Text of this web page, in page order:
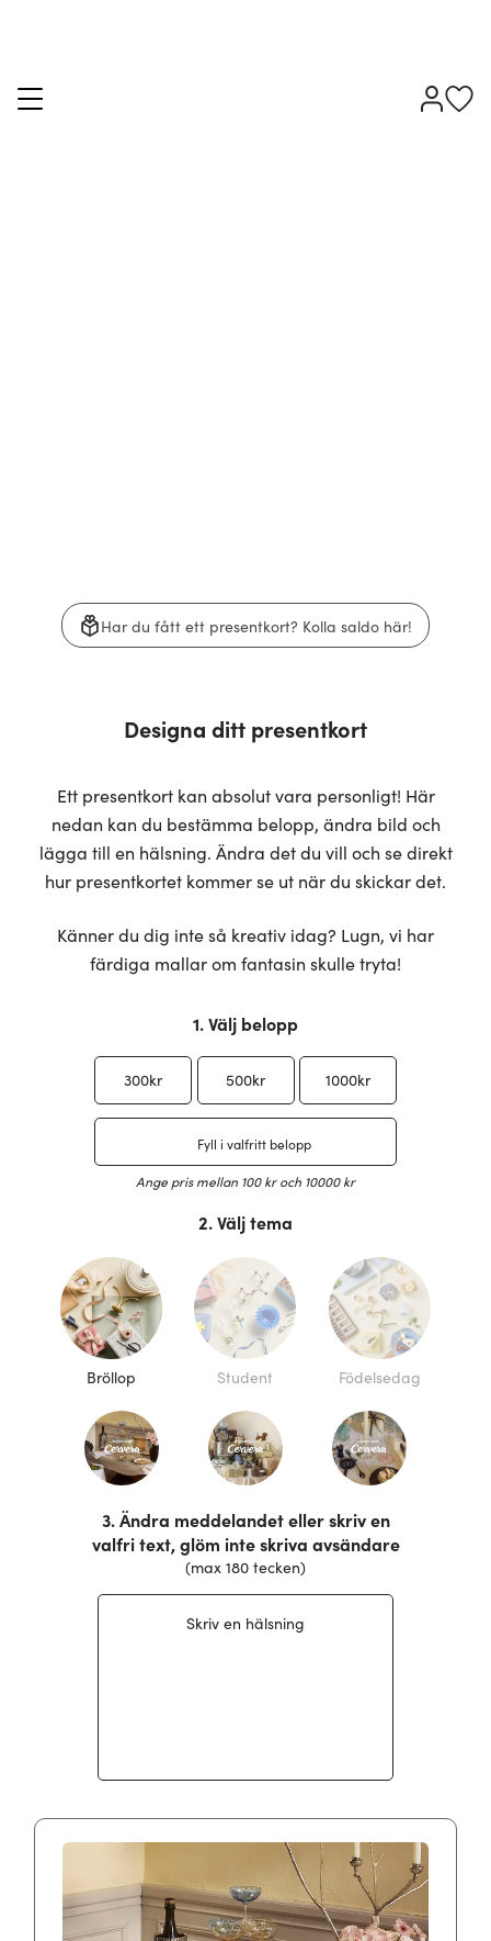
Har du fått ett presentkort? Kolla saldo här!
Designa ditt presentkort​​​​‌ ‍ ​‍​‍‌‍ ‌ ​‍‌‍‍‌‌‍‌ ‌‍‍‌‌‍ ‍​‍​‍​ ‍‍​‍​‍‌ ​ ‌‍​‌‌‍ ‍‌‍‍‌‌ ‌​‌ ‍‌​‍ ‍‌‍‍‌‌‍ ​‍​‍​‍ ​​‍​‍‌‍‍​‌ ​‍‌‍‌‌‌‍‌‍​‍​‍​ ‍‍​‍​‍‌‍‍​‌ ‌​‌ ‌​‌ ​​‌ ​ ​ ‍‍​‍ ​‍ ‌‍​ ‌‍ ‌‌ ​ ​‍ ‍‌‍​ ‌‍‌‌‌ ​‍‌ ‌‍‌‍‌‌‌ ​‍‌‍​‌​‍ ‍‌ ​ ‌‍‌‌​‍ ‌ ​​‌ ​‍‌‍ ‌‍‌​‌ ‌‌‌‍​ ‌ ‌​‌‍‍‌‌‍ ‌‍ ‍​‍ ‌‍‍‌‌‍ ‍‌ ‌​‌‍‌‌‌‍ ‍‌ ‌​​‍ ‌‍‌‌‌‍‌​‌‍‍‌‌ ‌​​‍ ‌‍ ‌‌‍ ‌‍‌​‌‍‌‌​ ‌‌ ​​‌ ​‍‌‍‌‌‌ ​ ‌‍‌‌‌‍ ‍‌ ‌​‌‍​‌‌ ‌​‌‍‍‌‌‍ ‌‍ ‍​ ‍ ‌‍‍‌‌‍‌​​ ‌‌‍‌ ‌‍‍‌‌‍‌‍‌ ‌​‌​​ ‌‍​‌‌ ​‍‌‍‌​‌‌​​‌‍​‌‌‍‌ ‌‍‌‌​ ‍ ‌ ‌​‌ ‍‌‌ ​​‌‍‌‌​ ‌‌‍‌ ‌‍‍‌‌‍‌‍‌ ‌​‌​​ ‌‍​‌‌ ​‍‌‍‌​‌‌​​‌‍​‌‌‍‌ ‌‍‌‌​ ‍ ‌ ​​‌‍​‌‌ ‌​‌‍‍​​ ‌‌‍‌​‌‍‌‌‌ ​ ‌‍‍‌‌‍‌ ‌‍ ‍‌‌​ ‌ ‌​‌‍‌‌‌ ​​​‍ ‍‌‍‌​‌‍‌‌‌ ​ ‌‍‍‌‌‍‌ ‌‍ ‍‌‌​ ‌ ‌​‌‍‌‌‌ ​​‌‌‌​‌‍‍‌‌ ‌​‌‍ ​‌‍‌‌​ ‌‍​‍‌‍​‌‌ ​ ‌‍‌‌‌‌‌‌‌ ​‍‌‍ ​​ ‌‌‍‍​‌ ‌​‌ ‌​‌ ​​‌ ​ ​‍‌‌​ ​ ‌​​‌​‍‌‌​ ​‍‌​‌‍​‍‌‌​ ​‍‌​‌‍‌‍​ ‌‍ ‌‌ ​ ​‍ ‍‌‍​ ‌‍‌‌‌ ​‍‌ ‌‍‌‍‌‌‌ ​‍‌‍​‌​‍ ‍‌ ​ ‌‍‌‌​‍‌‍‌‍‍‌‌‍‌​​ ‌‌‍‌ ‌‍‍‌‌‍‌‍‌ ‌​‌​​ ‌‍​‌‌ ​‍‌‍‌​‌‌​​‌‍​‌‌‍‌ ‌‍‌‌​‍‌‍‌ ‌​‌ ‍‌‌ ​​‌‍‌‌​ ‌‌‍‌ ‌‍‍‌‌‍‌‍‌ ‌​‌​​ ‌‍​‌‌ ​‍‌‍‌​‌‌​​‌‍​‌‌‍‌ ‌‍‌‌​‍‌‍‌ ​​‌‍​‌‌ ‌​‌‍‍​​ ‌‌‍‌​‌‍‌‌‌ ​ ‌‍‍‌‌‍‌ ‌‍ ‍‌‌​ ‌ ‌​‌‍‌‌‌ ​​​‍ ‍‌‍‌​‌‍‌‌‌ ​ ‌‍‍‌‌‍‌ ‌‍ ‍‌‌​ ‌ ‌​‌‍‌‌‌ ​​‌‌‌​‌‍‍‌‌ ‌​‌‍ ​‌‍‌‌​‍‌‍‌ ‌ ‌‍ ‌ ​‍‌‍‍ ‌ ​ ‌ ​​‌‍​‌‌‍​ ‌‍‌‌​ ‌‌ ​​‌ ​‍‌‍ ‌‍‌​‌ ‌‌‌‍​ ‌ ‌​‌‍‍‌‌‍ ‌‍ ‍​‍‌‍‌ ​​‌‍‌‌‌ ​‍‌ ​ ‌ ​​‌‍‌‌‌‍​ ‌ ‌​‌‍‍‌‌ ‌‍‌‍‌‌​ ‌‌ ​​‌ ‌‌‌‍​‍‌‍ ​‌‍‍‌‌ ​ ‌‍‍​‌‍‌‌‌‍‌​​‍​‍‌ ‌
Ett presentkort kan absolut vara personligt! Här
nedan kan du bestämma belopp, ändra bild och
lägga till en hälsning. Ändra det du vill och se direkt
hur presentkortet kommer se ut när du skickar det.
Känner du dig inte så kreativ idag? Lugn, vi har
färdiga mallar om fantasin skulle tryta!
1. Välj belopp​​​​‌ ‍ ​‍​‍‌‍ ‌ ​‍‌‍‍‌‌‍‌ ‌‍‍‌‌‍ ‍​‍​‍​ ‍‍​‍​‍‌ ​ ‌‍​‌‌‍ ‍‌‍‍‌‌ ‌​‌ ‍‌​‍ ‍‌‍‍‌‌‍ ​‍​‍​‍ ​​‍​‍‌‍‍​‌ ​‍‌‍‌‌‌‍‌‍​‍​‍​ ‍‍​‍​‍‌‍‍​‌ ‌​‌ ‌​‌ ​​‌ ​ ​ ‍‍​‍ ​‍ ‌‍​ ‌‍ ‌‌ ​ ​‍ ‍‌‍​ ‌‍‌‌‌ ​‍‌ ‌‍‌‍‌‌‌ ​‍‌‍​‌​‍ ‍‌ ​ ‌‍‌‌​‍ ‌ ​​‌ ​‍‌‍ ‌‍‌​‌ ‌‌‌‍​ ‌ ‌​‌‍‍‌‌‍ ‌‍ ‍​‍ ‌‍‍‌‌‍ ‍‌ ‌​‌‍‌‌‌‍ ‍‌ ‌​​‍ ‌‍‌‌‌‍‌​‌‍‍‌‌ ‌​​‍ ‌‍ ‌‌‍ ‌‍‌​‌‍‌‌​ ‌‌ ​​‌ ​‍‌‍‌‌‌ ​ ‌‍‌‌‌‍ ‍‌ ‌​‌‍​‌‌ ‌​‌‍‍‌‌‍ ‌‍ ‍​ ‍ ‌‍‍‌‌‍‌​​ ‌‌‍‌ ‌‍‍‌‌‍‌‍‌ ‌​‌​​ ‌‍​‌‌ ​‍‌‍‌​‌‌​​‌‍​‌‌‍‌ ‌‍‌‌​ ‍ ‌ ‌​‌ ‍‌‌ ​​‌‍‌‌​ ‌‌‍‌ ‌‍‍‌‌‍‌‍‌ ‌​‌​​ ‌‍​‌‌ ​‍‌‍‌​‌‌​​‌‍​‌‌‍‌ ‌‍‌‌​ ‍ ‌ ​​‌‍​‌‌ ‌​‌‍‍​​ ‌‌‍‌​‌‍‌‌‌ ​ ‌‍‍‌‌‍‌ ‌‍ ‍‌‌​ ‌ ‌​‌‍‌‌‌ ​​​‍ ‍‌‍‌​‌‍‌‌‌ ​ ‌‍‍‌‌‍‌ ‌‍ ‍‌‌​ ‌ ‌​‌‍‌‌‌ ​​‌​‌‍‌‍ ‌ ​‍‌‍ ‌‌‌‌​‌‍‍‌‌ ‌​‌‍ ​‌‍‌‌​ ‌‍​‍‌‍​‌‌ ​ ‌‍‌‌‌‌‌‌‌ ​‍‌‍ ​​ ‌‌‍‍​‌ ‌​‌ ‌​‌ ​​‌ ​ ​‍‌‌​ ​ ‌​​‌​‍‌‌​ ​‍‌​‌‍​‍‌‌​ ​‍‌​‌‍‌‍​ ‌‍ ‌‌ ​ ​‍ ‍‌‍​ ‌‍‌‌‌ ​‍‌ ‌‍‌‍‌‌‌ ​‍‌‍​‌​‍ ‍‌ ​ ‌‍‌‌​‍‌‍‌‍‍‌‌‍‌​​ ‌‌‍‌ ‌‍‍‌‌‍‌‍‌ ‌​‌​​ ‌‍​‌‌ ​‍‌‍‌​‌‌​​‌‍​‌‌‍‌ ‌‍‌‌​‍‌‍‌ ‌​‌ ‍‌‌ ​​‌‍‌‌​ ‌‌‍‌ ‌‍‍‌‌‍‌‍‌ ‌​‌​​ ‌‍​‌‌ ​‍‌‍‌​‌‌​​‌‍​‌‌‍‌ ‌‍‌‌​‍‌‍‌ ​​‌‍​‌‌ ‌​‌‍‍​​ ‌‌‍‌​‌‍‌‌‌ ​ ‌‍‍‌‌‍‌ ‌‍ ‍‌‌​ ‌ ‌​‌‍‌‌‌ ​​​‍ ‍‌‍‌​‌‍‌‌‌ ​ ‌‍‍‌‌‍‌ ‌‍ ‍‌‌​ ‌ ‌​‌‍‌‌‌ ​​‌​‌‍‌‍ ‌ ​‍‌‍ ‌‌‌‌​‌‍‍‌‌ ‌​‌‍ ​‌‍‌‌​‍‌‍‌ ‌ ‌‍ ‌ ​‍‌‍‍ ‌ ​ ‌ ​​‌‍​‌‌‍​ ‌‍‌‌​ ‌‌ ​​‌ ​‍‌‍ ‌‍‌​‌ ‌‌‌‍​ ‌ ‌​‌‍‍‌‌‍ ‌‍ ‍​‍‌‍‌ ​​‌‍‌‌‌ ​‍‌ ​ ‌ ​​‌‍‌‌‌‍​ ‌ ‌​‌‍‍‌‌ ‌‍‌‍‌‌​ ‌‌ ​​‌ ‌‌‌‍​‍‌‍ ​‌‍‍‌‌ ​ ‌‍‍​‌‍‌‌‌‍‌​​‍​‍‌ ‌
300kr​​​​‌ ‍ ​‍​‍‌‍ ‌ ​‍‌‍‍‌‌‍‌ ‌‍‍‌‌‍ ‍​‍​‍​ ‍‍​‍​‍‌ ​ ‌‍​‌‌‍ ‍‌‍‍‌‌ ‌​‌ ‍‌​‍ ‍‌‍‍‌‌‍ ​‍​‍​‍ ​​‍​‍‌‍‍​‌ ​‍‌‍‌‌‌‍‌‍​‍​‍​ ‍‍​‍​‍‌‍‍​‌ ‌​‌ ‌​‌ ​​‌ ​ ​ ‍‍​‍ ​‍ ‌‍​ ‌‍ ‌‌ ​ ​‍ ‍‌‍​ ‌‍‌‌‌ ​‍‌ ‌‍‌‍‌‌‌ ​‍‌‍​‌​‍ ‍‌ ​ ‌‍‌‌​‍ ‌ ​​‌ ​‍‌‍ ‌‍‌​‌ ‌‌‌‍​ ‌ ‌​‌‍‍‌‌‍ ‌‍ ‍​‍ ‌‍‍‌‌‍ ‍‌ ‌​‌‍‌‌‌‍ ‍‌ ‌​​‍ ‌‍‌‌‌‍‌​‌‍‍‌‌ ‌​​‍ ‌‍ ‌‌‍ ‌‍‌​‌‍‌‌​ ‌‌ ​​‌ ​‍‌‍‌‌‌ ​ ‌‍‌‌‌‍ ‍‌ ‌​‌‍​‌‌ ‌​‌‍‍‌‌‍ ‌‍ ‍​ ‍ ‌‍‍‌‌‍‌​​ ‌‌‍‌ ‌‍‍‌‌‍‌‍‌ ‌​‌​​ ‌‍​‌‌ ​‍‌‍‌​‌‌​​‌‍​‌‌‍‌ ‌‍‌‌​ ‍ ‌ ‌​‌ ‍‌‌ ​​‌‍‌‌​ ‌‌‍‌ ‌‍‍‌‌‍‌‍‌ ‌​‌​​ ‌‍​‌‌ ​‍‌‍‌​‌‌​​‌‍​‌‌‍‌ ‌‍‌‌​ ‍ ‌ ​​‌‍​‌‌ ‌​‌‍‍​​ ‌‌‍‌​‌‍‌‌‌ ​ ‌‍‍‌‌‍‌ ‌‍ ‍‌‌​ ‌ ‌​‌‍‌‌‌ ​​​‍ ‍‌‍‌ ‌‍‍‌‌‍‌‍‌ ‌​‌‌​​‌ ​‍‌‍‍‌‌‍​ ‌‍‌‌‌​ ‌ ​​‌ ‌​‌‍‍‌‌‍ ‌‍ ‍‌ ​ ​‍‌‌​ ‌‌‌​​‍‌‌ ‌‍‍ ‌‍‌‌‌ ‍‌​‍‌‌​ ​ ‌​‌​​‍‌‌​ ​ ‌​‌​​‍‌‌​ ​‍​ ​‍​ ‌ ​ ‍‌​ ‌‌​ ​ ​ ‍‌​ ‌‍​ ‍​​ ‌‌‌‍‌‍‌‍‌‍‌‍‌‍​ ‌‌​‍‌‌​ ​‍​ ​‍​‍‌‌​ ‌‌‌​‌​​‍ ‍‌‍ ​‌‍​‌‌‍​‍‌‍‌‌‌‍ ​​ ‌‍​‍‌‍​‌‌ ​ ‌‍‌‌‌‌‌‌‌ ​‍‌‍ ​​ ‌‌‍‍​‌ ‌​‌ ‌​‌ ​​‌ ​ ​‍‌‌​ ​ ‌​​‌​‍‌‌​ ​‍‌​‌‍​‍‌‌​ ​‍‌​‌‍‌‍​ ‌‍ ‌‌ ​ ​‍ ‍‌‍​ ‌‍‌‌‌ ​‍‌ ‌‍‌‍‌‌‌ ​‍‌‍​‌​‍ ‍‌ ​ ‌‍‌‌​‍‌‍‌‍‍‌‌‍‌​​ ‌‌‍‌ ‌‍‍‌‌‍‌‍‌ ‌​‌​​ ‌‍​‌‌ ​‍‌‍‌​‌‌​​‌‍​‌‌‍‌ ‌‍‌‌​‍‌‍‌ ‌​‌ ‍‌‌ ​​‌‍‌‌​ ‌‌‍‌ ‌‍‍‌‌‍‌‍‌ ‌​‌​​ ‌‍​‌‌ ​‍‌‍‌​‌‌​​‌‍​‌‌‍‌ ‌‍‌‌​‍‌‍‌ ​​‌‍​‌‌ ‌​‌‍‍​​ ‌‌‍‌​‌‍‌‌‌ ​ ‌‍‍‌‌‍‌ ‌‍ ‍‌‌​ ‌ ‌​‌‍‌‌‌ ​​​‍ ‍‌‍‌ ‌‍‍‌‌‍‌‍‌ ‌​‌‌​​‌ ​‍‌‍‍‌‌‍​ ‌‍‌‌‌​ ‌ ​​‌ ‌​‌‍‍‌‌‍ ‌‍ ‍‌ ​ ​‍‌‌​ ‌‌‌​​‍‌‌ ‌‍‍ ‌‍‌‌‌ ‍‌​‍‌‌​ ​ ‌​‌​​‍‌‌​ ​ ‌​‌​​‍‌‌​ ​‍​ ​‍​ ‌ ​ ‍‌​ ‌‌​ ​ ​ ‍‌​ ‌‍​ ‍​​ ‌‌‌‍‌‍‌‍‌‍‌‍‌‍​ ‌‌​‍‌‌​ ​‍​ ​‍​‍‌‌​ ‌‌‌​‌​​‍ ‍‌‍ ​‌‍​‌‌‍​‍‌‍‌‌‌‍ ​​‍‌‍‌ ‌ ‌‍ ‌ ​‍‌‍‍ ‌ ​ ‌ ​​‌‍​‌‌‍​ ‌‍‌‌​ ‌‌ ​​‌ ​‍‌‍ ‌‍‌​‌ ‌‌‌‍​ ‌ ‌​‌‍‍‌‌‍ ‌‍ ‍​‍‌‍‌ ​​‌‍‌‌‌ ​‍‌ ​ ‌ ​​‌‍‌‌‌‍​ ‌ ‌​‌‍‍‌‌ ‌‍‌‍‌‌​ ‌‌ ​​‌ ‌‌‌‍​‍‌‍ ​‌‍‍‌‌ ​ ‌‍‍​‌‍‌‌‌‍‌​​‍​‍‌ ‌ 500kr​​​​‌ ‍ ​‍​‍‌‍ ‌ ​‍‌‍‍‌‌‍‌ ‌‍‍‌‌‍ ‍​‍​‍​ ‍‍​‍​‍‌ ​ ‌‍​‌‌‍ ‍‌‍‍‌‌ ‌​‌ ‍‌​‍ ‍‌‍‍‌‌‍ ​‍​‍​‍ ​​‍​‍‌‍‍​‌ ​‍‌‍‌‌‌‍‌‍​‍​‍​ ‍‍​‍​‍‌‍‍​‌ ‌​‌ ‌​‌ ​​‌ ​ ​ ‍‍​‍ ​‍ ‌‍​ ‌‍ ‌‌ ​ ​‍ ‍‌‍​ ‌‍‌‌‌ ​‍‌ ‌‍‌‍‌‌‌ ​‍‌‍​‌​‍ ‍‌ ​ ‌‍‌‌​‍ ‌ ​​‌ ​‍‌‍ ‌‍‌​‌ ‌‌‌‍​ ‌ ‌​‌‍‍‌‌‍ ‌‍ ‍​‍ ‌‍‍‌‌‍ ‍‌ ‌​‌‍‌‌‌‍ ‍‌ ‌​​‍ ‌‍‌‌‌‍‌​‌‍‍‌‌ ‌​​‍ ‌‍ ‌‌‍ ‌‍‌​‌‍‌‌​ ‌‌ ​​‌ ​‍‌‍‌‌‌ ​ ‌‍‌‌‌‍ ‍‌ ‌​‌‍​‌‌ ‌​‌‍‍‌‌‍ ‌‍ ‍​ ‍ ‌‍‍‌‌‍‌​​ ‌‌‍‌ ‌‍‍‌‌‍‌‍‌ ‌​‌​​ ‌‍​‌‌ ​‍‌‍‌​‌‌​​‌‍​‌‌‍‌ ‌‍‌‌​ ‍ ‌ ‌​‌ ‍‌‌ ​​‌‍‌‌​ ‌‌‍‌ ‌‍‍‌‌‍‌‍‌ ‌​‌​​ ‌‍​‌‌ ​‍‌‍‌​‌‌​​‌‍​‌‌‍‌ ‌‍‌‌​ ‍ ‌ ​​‌‍​‌‌ ‌​‌‍‍​​ ‌‌‍‌​‌‍‌‌‌ ​ ‌‍‍‌‌‍‌ ‌‍ ‍‌‌​ ‌ ‌​‌‍‌‌‌ ​​​‍ ‍‌‍‌ ‌‍‍‌‌‍‌‍‌ ‌​‌‌​​‌ ​‍‌‍‍‌‌‍​ ‌‍‌‌‌​ ‌ ​​‌ ‌​‌‍‍‌‌‍ ‌‍ ‍‌ ​ ​‍‌‌​ ‌‌‌​​‍‌‌ ‌‍‍ ‌‍‌‌‌ ‍‌​‍‌‌​ ​ ‌​‌​​‍‌‌​ ​ ‌​‌​​‍‌‌​ ​‍​ ​‍‌‍‌‍‌‍​‍​ ​ ‌‍​‍​ ‍‌​ ‍‌​ ‍‌‌‍‌‍‌‍​ ‌‍​‍​ ​​​ ‍​​‍‌‌​ ​‍​ ​‍​‍‌‌​ ‌‌‌​‌​​‍ ‍‌‍ ​‌‍​‌‌‍​‍‌‍‌‌‌‍ ​​ ‌‍​‍‌‍​‌‌ ​ ‌‍‌‌‌‌‌‌‌ ​‍‌‍ ​​ ‌‌‍‍​‌ ‌​‌ ‌​‌ ​​‌ ​ ​‍‌‌​ ​ ‌​​‌​‍‌‌​ ​‍‌​‌‍​‍‌‌​ ​‍‌​‌‍‌‍​ ‌‍ ‌‌ ​ ​‍ ‍‌‍​ ‌‍‌‌‌ ​‍‌ ‌‍‌‍‌‌‌ ​‍‌‍​‌​‍ ‍‌ ​ ‌‍‌‌​‍‌‍‌‍‍‌‌‍‌​​ ‌‌‍‌ ‌‍‍‌‌‍‌‍‌ ‌​‌​​ ‌‍​‌‌ ​‍‌‍‌​‌‌​​‌‍​‌‌‍‌ ‌‍‌‌​‍‌‍‌ ‌​‌ ‍‌‌ ​​‌‍‌‌​ ‌‌‍‌ ‌‍‍‌‌‍‌‍‌ ‌​‌​​ ‌‍​‌‌ ​‍‌‍‌​‌‌​​‌‍​‌‌‍‌ ‌‍‌‌​‍‌‍‌ ​​‌‍​‌‌ ‌​‌‍‍​​ ‌‌‍‌​‌‍‌‌‌ ​ ‌‍‍‌‌‍‌ ‌‍ ‍‌‌​ ‌ ‌​‌‍‌‌‌ ​​​‍ ‍‌‍‌ ‌‍‍‌‌‍‌‍‌ ‌​‌‌​​‌ ​‍‌‍‍‌‌‍​ ‌‍‌‌‌​ ‌ ​​‌ ‌​‌‍‍‌‌‍ ‌‍ ‍‌ ​ ​‍‌‌​ ‌‌‌​​‍‌‌ ‌‍‍ ‌‍‌‌‌ ‍‌​‍‌‌​ ​ ‌​‌​​‍‌‌​ ​ ‌​‌​​‍‌‌​ ​‍​ ​‍‌‍‌‍‌‍​‍​ ​ ‌‍​‍​ ‍‌​ ‍‌​ ‍‌‌‍‌‍‌‍​ ‌‍​‍​ ​​​ ‍​​‍‌‌​ ​‍​ ​‍​‍‌‌​ ‌‌‌​‌​​‍ ‍‌‍ ​‌‍​‌‌‍​‍‌‍‌‌‌‍ ​​‍‌‍‌ ‌ ‌‍ ‌ ​‍‌‍‍ ‌ ​ ‌ ​​‌‍​‌‌‍​ ‌‍‌‌​ ‌‌ ​​‌ ​‍‌‍ ‌‍‌​‌ ‌‌‌‍​ ‌ ‌​‌‍‍‌‌‍ ‌‍ ‍​‍‌‍‌ ​​‌‍‌‌‌ ​‍‌ ​ ‌ ​​‌‍‌‌‌‍​ ‌ ‌​‌‍‍‌‌ ‌‍‌‍‌‌​ ‌‌ ​​‌ ‌‌‌‍​‍‌‍ ​‌‍‍‌‌ ​ ‌‍‍​‌‍‌‌‌‍‌​​‍​‍‌ ‌ 1000kr​​​​‌ ‍ ​‍​‍‌‍ ‌ ​‍‌‍‍‌‌‍‌ ‌‍‍‌‌‍ ‍​‍​‍​ ‍‍​‍​‍‌ ​ ‌‍​‌‌‍ ‍‌‍‍‌‌ ‌​‌ ‍‌​‍ ‍‌‍‍‌‌‍ ​‍​‍​‍ ​​‍​‍‌‍‍​‌ ​‍‌‍‌‌‌‍‌‍​‍​‍​ ‍‍​‍​‍‌‍‍​‌ ‌​‌ ‌​‌ ​​‌ ​ ​ ‍‍​‍ ​‍ ‌‍​ ‌‍ ‌‌ ​ ​‍ ‍‌‍​ ‌‍‌‌‌ ​‍‌ ‌‍‌‍‌‌‌ ​‍‌‍​‌​‍ ‍‌ ​ ‌‍‌‌​‍ ‌ ​​‌ ​‍‌‍ ‌‍‌​‌ ‌‌‌‍​ ‌ ‌​‌‍‍‌‌‍ ‌‍ ‍​‍ ‌‍‍‌‌‍ ‍‌ ‌​‌‍‌‌‌‍ ‍‌ ‌​​‍ ‌‍‌‌‌‍‌​‌‍‍‌‌ ‌​​‍ ‌‍ ‌‌‍ ‌‍‌​‌‍‌‌​ ‌‌ ​​‌ ​‍‌‍‌‌‌ ​ ‌‍‌‌‌‍ ‍‌ ‌​‌‍​‌‌ ‌​‌‍‍‌‌‍ ‌‍ ‍​ ‍ ‌‍‍‌‌‍‌​​ ‌‌‍‌ ‌‍‍‌‌‍‌‍‌ ‌​‌​​ ‌‍​‌‌ ​‍‌‍‌​‌‌​​‌‍​‌‌‍‌ ‌‍‌‌​ ‍ ‌ ‌​‌ ‍‌‌ ​​‌‍‌‌​ ‌‌‍‌ ‌‍‍‌‌‍‌‍‌ ‌​‌​​ ‌‍​‌‌ ​‍‌‍‌​‌‌​​‌‍​‌‌‍‌ ‌‍‌‌​ ‍ ‌ ​​‌‍​‌‌ ‌​‌‍‍​​ ‌‌‍‌​‌‍‌‌‌ ​ ‌‍‍‌‌‍‌ ‌‍ ‍‌‌​ ‌ ‌​‌‍‌‌‌ ​​​‍ ‍‌‍‌ ‌‍‍‌‌‍‌‍‌ ‌​‌‌​​‌ ​‍‌‍‍‌‌‍​ ‌‍‌‌‌​ ‌ ​​‌ ‌​‌‍‍‌‌‍ ‌‍ ‍‌ ​ ​‍‌‌​ ‌‌‌​​‍‌‌ ‌‍‍ ‌‍‌‌‌ ‍‌​‍‌‌​ ​ ‌​‌​​‍‌‌​ ​ ‌​‌​​‍‌‌​ ​‍​ ​‍‌‍​ ​ ​ ​ ​​‌‍​‌‌‍‌‌​ ‌​‌‍​‌‌‍​‍​ ​​​ ​‍​ ​‌​ ​‌​‍‌‌​ ​‍​ ​‍​‍‌‌​ ‌‌‌​‌​​‍ ‍‌‍ ​‌‍​‌‌‍​‍‌‍‌‌‌‍ ​​ ‌‍​‍‌‍​‌‌ ​ ‌‍‌‌‌‌‌‌‌ ​‍‌‍ ​​ ‌‌‍‍​‌ ‌​‌ ‌​‌ ​​‌ ​ ​‍‌‌​ ​ ‌​​‌​‍‌‌​ ​‍‌​‌‍​‍‌‌​ ​‍‌​‌‍‌‍​ ‌‍ ‌‌ ​ ​‍ ‍‌‍​ ‌‍‌‌‌ ​‍‌ ‌‍‌‍‌‌‌ ​‍‌‍​‌​‍ ‍‌ ​ ‌‍‌‌​‍‌‍‌‍‍‌‌‍‌​​ ‌‌‍‌ ‌‍‍‌‌‍‌‍‌ ‌​‌​​ ‌‍​‌‌ ​‍‌‍‌​‌‌​​‌‍​‌‌‍‌ ‌‍‌‌​‍‌‍‌ ‌​‌ ‍‌‌ ​​‌‍‌‌​ ‌‌‍‌ ‌‍‍‌‌‍‌‍‌ ‌​‌​​ ‌‍​‌‌ ​‍‌‍‌​‌‌​​‌‍​‌‌‍‌ ‌‍‌‌​‍‌‍‌ ​​‌‍​‌‌ ‌​‌‍‍​​ ‌‌‍‌​‌‍‌‌‌ ​ ‌‍‍‌‌‍‌ ‌‍ ‍‌‌​ ‌ ‌​‌‍‌‌‌ ​​​‍ ‍‌‍‌ ‌‍‍‌‌‍‌‍‌ ‌​‌‌​​‌ ​‍‌‍‍‌‌‍​ ‌‍‌‌‌​ ‌ ​​‌ ‌​‌‍‍‌‌‍ ‌‍ ‍‌ ​ ​‍‌‌​ ‌‌‌​​‍‌‌ ‌‍‍ ‌‍‌‌‌ ‍‌​‍‌‌​ ​ ‌​‌​​‍‌‌​ ​ ‌​‌​​‍‌‌​ ​‍​ ​‍‌‍​ ​ ​ ​ ​​‌‍​‌‌‍‌‌​ ‌​‌‍​‌‌‍​‍​ ​​​ ​‍​ ​‌​ ​‌​‍‌‌​ ​‍​ ​‍​‍‌‌​ ‌‌‌​‌​​‍ ‍‌‍ ​‌‍​‌‌‍​‍‌‍‌‌‌‍ ​​‍‌‍‌ ‌ ‌‍ ‌ ​‍‌‍‍ ‌ ​ ‌ ​​‌‍​‌‌‍​ ‌‍‌‌​ ‌‌ ​​‌ ​‍‌‍ ‌‍‌​‌ ‌‌‌‍​ ‌ ‌​‌‍‍‌‌‍ ‌‍ ‍​‍‌‍‌ ​​‌‍‌‌‌ ​‍‌ ​ ‌ ​​‌‍‌‌‌‍​ ‌ ‌​‌‍‍‌‌ ‌‍‌‍‌‌​ ‌‌ ​​‌ ‌‌‌‍​‍‌‍ ​‌‍‍‌‌ ​ ‌‍‍​‌‍‌‌‌‍‌​​‍​‍‌ ‌
Ange pris mellan 100 kr och 10000 kr
2. Välj tema​​​​‌ ‍ ​‍​‍‌‍ ‌ ​‍‌‍‍‌‌‍‌ ‌‍‍‌‌‍ ‍​‍​‍​ ‍‍​‍​‍‌ ​ ‌‍​‌‌‍ ‍‌‍‍‌‌ ‌​‌ ‍‌​‍ ‍‌‍‍‌‌‍ ​‍​‍​‍ ​​‍​‍‌‍‍​‌ ​‍‌‍‌‌‌‍‌‍​‍​‍​ ‍‍​‍​‍‌‍‍​‌ ‌​‌ ‌​‌ ​​‌ ​ ​ ‍‍​‍ ​‍ ‌‍​ ‌‍ ‌‌ ​ ​‍ ‍‌‍​ ‌‍‌‌‌ ​‍‌ ‌‍‌‍‌‌‌ ​‍‌‍​‌​‍ ‍‌ ​ ‌‍‌‌​‍ ‌ ​​‌ ​‍‌‍ ‌‍‌​‌ ‌‌‌‍​ ‌ ‌​‌‍‍‌‌‍ ‌‍ ‍​‍ ‌‍‍‌‌‍ ‍‌ ‌​‌‍‌‌‌‍ ‍‌ ‌​​‍ ‌‍‌‌‌‍‌​‌‍‍‌‌ ‌​​‍ ‌‍ ‌‌‍ ‌‍‌​‌‍‌‌​ ‌‌ ​​‌ ​‍‌‍‌‌‌ ​ ‌‍‌‌‌‍ ‍‌ ‌​‌‍​‌‌ ‌​‌‍‍‌‌‍ ‌‍ ‍​ ‍ ‌‍‍‌‌‍‌​​ ‌‌‍‌ ‌‍‍‌‌‍‌‍‌ ‌​‌​​ ‌‍​‌‌ ​‍‌‍‌​‌‌​​‌‍​‌‌‍‌ ‌‍‌‌​ ‍ ‌ ‌​‌ ‍‌‌ ​​‌‍‌‌​ ‌‌‍‌ ‌‍‍‌‌‍‌‍‌ ‌​‌​​ ‌‍​‌‌ ​‍‌‍‌​‌‌​​‌‍​‌‌‍‌ ‌‍‌‌​ ‍ ‌ ​​‌‍​‌‌ ‌​‌‍‍​​ ‌‌‍‌​‌‍‌‌‌ ​ ‌‍‍‌‌‍‌ ‌‍ ‍‌‌​ ‌ ‌​‌‍‌‌‌ ​​​‍ ‍‌ ‌​‌‍‍​‌‍‌‌‌‍ ‌‌‍‌‌‌ ​ ‌‌‌​‌‍‍‌‌ ‌​‌‍ ​‌‍‌‌​ ‌‍​‍‌‍​‌‌ ​ ‌‍‌‌‌‌‌‌‌ ​‍‌‍ ​​ ‌‌‍‍​‌ ‌​‌ ‌​‌ ​​‌ ​ ​‍‌‌​ ​ ‌​​‌​‍‌‌​ ​‍‌​‌‍​‍‌‌​ ​‍‌​‌‍‌‍​ ‌‍ ‌‌ ​ ​‍ ‍‌‍​ ‌‍‌‌‌ ​‍‌ ‌‍‌‍‌‌‌ ​‍‌‍​‌​‍ ‍‌ ​ ‌‍‌‌​‍‌‍‌‍‍‌‌‍‌​​ ‌‌‍‌ ‌‍‍‌‌‍‌‍‌ ‌​‌​​ ‌‍​‌‌ ​‍‌‍‌​‌‌​​‌‍​‌‌‍‌ ‌‍‌‌​‍‌‍‌ ‌​‌ ‍‌‌ ​​‌‍‌‌​ ‌‌‍‌ ‌‍‍‌‌‍‌‍‌ ‌​‌​​ ‌‍​‌‌ ​‍‌‍‌​‌‌​​‌‍​‌‌‍‌ ‌‍‌‌​‍‌‍‌ ​​‌‍​‌‌ ‌​‌‍‍​​ ‌‌‍‌​‌‍‌‌‌ ​ ‌‍‍‌‌‍‌ ‌‍ ‍‌‌​ ‌ ‌​‌‍‌‌‌ ​​​‍ ‍‌ ‌​‌‍‍​‌‍‌‌‌‍ ‌‌‍‌‌‌ ​ ‌‌‌​‌‍‍‌‌ ‌​‌‍ ​‌‍‌‌​‍‌‍‌ ‌ ‌‍ ‌ ​‍‌‍‍ ‌ ​ ‌ ​​‌‍​‌‌‍​ ‌‍‌‌​ ‌‌ ​​‌ ​‍‌‍ ‌‍‌​‌ ‌‌‌‍​ ‌ ‌​‌‍‍‌‌‍ ‌‍ ‍​‍‌‍‌ ​​‌‍‌‌‌ ​‍‌ ​ ‌ ​​‌‍‌‌‌‍​ ‌ ‌​‌‍‍‌‌ ‌‍‌‍‌‌​ ‌‌ ​​‌ ‌‌‌‍​‍‌‍ ​‌‍‍‌‌ ​ ‌‍‍​‌‍‌‌‌‍‌​​‍​‍‌ ‌
Bröllop​​​​‌ ‍ ​‍​‍‌‍ ‌ ​‍‌‍‍‌‌‍‌ ‌‍‍‌‌‍ ‍​‍​‍​ ‍‍​‍​‍‌ ​ ‌‍​‌‌‍ ‍‌‍‍‌‌ ‌​‌ ‍‌​‍ ‍‌‍‍‌‌‍ ​‍​‍​‍ ​​‍​‍‌‍‍​‌ ​‍‌‍‌‌‌‍‌‍​‍​‍​ ‍‍​‍​‍‌‍‍​‌ ‌​‌ ‌​‌ ​​‌ ​ ​ ‍‍​‍ ​‍ ‌‍​ ‌‍ ‌‌ ​ ​‍ ‍‌‍​ ‌‍‌‌‌ ​‍‌ ‌‍‌‍‌‌‌ ​‍‌‍​‌​‍ ‍‌ ​ ‌‍‌‌​‍ ‌ ​​‌ ​‍‌‍ ‌‍‌​‌ ‌‌‌‍​ ‌ ‌​‌‍‍‌‌‍ ‌‍ ‍​‍ ‌‍‍‌‌‍ ‍‌ ‌​‌‍‌‌‌‍ ‍‌ ‌​​‍ ‌‍‌‌‌‍‌​‌‍‍‌‌ ‌​​‍ ‌‍ ‌‌‍ ‌‍‌​‌‍‌‌​ ‌‌ ​​‌ ​‍‌‍‌‌‌ ​ ‌‍‌‌‌‍ ‍‌ ‌​‌‍​‌‌ ‌​‌‍‍‌‌‍ ‌‍ ‍​ ‍ ‌‍‍‌‌‍‌​​ ‌‌‍‌ ‌‍‍‌‌‍‌‍‌ ‌​‌​​ ‌‍​‌‌ ​‍‌‍‌​‌‌​​‌‍​‌‌‍‌ ‌‍‌‌​ ‍ ‌ ‌​‌ ‍‌‌ ​​‌‍‌‌​ ‌‌‍‌ ‌‍‍‌‌‍‌‍‌ ‌​‌​​ ‌‍​‌‌ ​‍‌‍‌​‌‌​​‌‍​‌‌‍‌ ‌‍‌‌​ ‍ ‌ ​​‌‍​‌‌ ‌​‌‍‍​​ ‌‌‍‌​‌‍‌‌‌ ​ ‌‍‍‌‌‍‌ ‌‍ ‍‌‌​ ‌ ‌​‌‍‌‌‌ ​​​‍ ‍‌ ‌​‌‍‍​‌‍‌‌‌‍ ‌‌‍‌‌‌​ ‌‍ ‍‌‍‌‌‌‌‌​‌‍‍‌‌ ‌​‌‍ ​‌‍‌‌​ ‌‍​‍‌‍​‌‌ ​ ‌‍‌‌‌‌‌‌‌ ​‍‌‍ ​​ ‌‌‍‍​‌ ‌​‌ ‌​‌ ​​‌ ​ ​‍‌‌​ ​ ‌​​‌​‍‌‌​ ​‍‌​‌‍​‍‌‌​ ​‍‌​‌‍‌‍​ ‌‍ ‌‌ ​ ​‍ ‍‌‍​ ‌‍‌‌‌ ​‍‌ ‌‍‌‍‌‌‌ ​‍‌‍​‌​‍ ‍‌ ​ ‌‍‌‌​‍‌‍‌‍‍‌‌‍‌​​ ‌‌‍‌ ‌‍‍‌‌‍‌‍‌ ‌​‌​​ ‌‍​‌‌ ​‍‌‍‌​‌‌​​‌‍​‌‌‍‌ ‌‍‌‌​‍‌‍‌ ‌​‌ ‍‌‌ ​​‌‍‌‌​ ‌‌‍‌ ‌‍‍‌‌‍‌‍‌ ‌​‌​​ ‌‍​‌‌ ​‍‌‍‌​‌‌​​‌‍​‌‌‍‌ ‌‍‌‌​‍‌‍‌ ​​‌‍​‌‌ ‌​‌‍‍​​ ‌‌‍‌​‌‍‌‌‌ ​ ‌‍‍‌‌‍‌ ‌‍ ‍‌‌​ ‌ ‌​‌‍‌‌‌ ​​​‍ ‍‌ ‌​‌‍‍​‌‍‌‌‌‍ ‌‌‍‌‌‌​ ‌‍ ‍‌‍‌‌‌‌‌​‌‍‍‌‌ ‌​‌‍ ​‌‍‌‌​‍‌‍‌ ‌ ‌‍ ‌ ​‍‌‍‍ ‌ ​ ‌ ​​‌‍​‌‌‍​ ‌‍‌‌​ ‌‌ ​​‌ ​‍‌‍ ‌‍‌​‌ ‌‌‌‍​ ‌ ‌​‌‍‍‌‌‍ ‌‍ ‍​‍‌‍‌ ​​‌‍‌‌‌ ​‍‌ ​ ‌ ​​‌‍‌‌‌‍​ ‌ ‌​‌‍‍‌‌ ‌‍‌‍‌‌​ ‌‌ ​​‌ ‌‌‌‍​‍‌‍ ​‌‍‍‌‌ ​ ‌‍‍​‌‍‌‌‌‍‌​​‍​‍‌ ‌ Student​​​​‌ ‍ ​‍​‍‌‍ ‌ ​‍‌‍‍‌‌‍‌ ‌‍‍‌‌‍ ‍​‍​‍​ ‍‍​‍​‍‌ ​ ‌‍​‌‌‍ ‍‌‍‍‌‌ ‌​‌ ‍‌​‍ ‍‌‍‍‌‌‍ ​‍​‍​‍ ​​‍​‍‌‍‍​‌ ​‍‌‍‌‌‌‍‌‍​‍​‍​ ‍‍​‍​‍‌‍‍​‌ ‌​‌ ‌​‌ ​​‌ ​ ​ ‍‍​‍ ​‍ ‌‍​ ‌‍ ‌‌ ​ ​‍ ‍‌‍​ ‌‍‌‌‌ ​‍‌ ‌‍‌‍‌‌‌ ​‍‌‍​‌​‍ ‍‌ ​ ‌‍‌‌​‍ ‌ ​​‌ ​‍‌‍ ‌‍‌​‌ ‌‌‌‍​ ‌ ‌​‌‍‍‌‌‍ ‌‍ ‍​‍ ‌‍‍‌‌‍ ‍‌ ‌​‌‍‌‌‌‍ ‍‌ ‌​​‍ ‌‍‌‌‌‍‌​‌‍‍‌‌ ‌​​‍ ‌‍ ‌‌‍ ‌‍‌​‌‍‌‌​ ‌‌ ​​‌ ​‍‌‍‌‌‌ ​ ‌‍‌‌‌‍ ‍‌ ‌​‌‍​‌‌ ‌​‌‍‍‌‌‍ ‌‍ ‍​ ‍ ‌‍‍‌‌‍‌​​ ‌‌‍‌ ‌‍‍‌‌‍‌‍‌ ‌​‌​​ ‌‍​‌‌ ​‍‌‍‌​‌‌​​‌‍​‌‌‍‌ ‌‍‌‌​ ‍ ‌ ‌​‌ ‍‌‌ ​​‌‍‌‌​ ‌‌‍‌ ‌‍‍‌‌‍‌‍‌ ‌​‌​​ ‌‍​‌‌ ​‍‌‍‌​‌‌​​‌‍​‌‌‍‌ ‌‍‌‌​ ‍ ‌ ​​‌‍​‌‌ ‌​‌‍‍​​ ‌‌‍‌​‌‍‌‌‌ ​ ‌‍‍‌‌‍‌ ‌‍ ‍‌‌​ ‌ ‌​‌‍‌‌‌ ​​​‍ ‍‌ ‌​‌‍‍​‌‍‌‌‌‍ ‌‌‍‌‌‌‌‌​‌ ‌ ‌‍ ‌‌‌​‌‍‍‌‌ ‌​‌‍ ​‌‍‌‌​ ‌‍​‍‌‍​‌‌ ​ ‌‍‌‌‌‌‌‌‌ ​‍‌‍ ​​ ‌‌‍‍​‌ ‌​‌ ‌​‌ ​​‌ ​ ​‍‌‌​ ​ ‌​​‌​‍‌‌​ ​‍‌​‌‍​‍‌‌​ ​‍‌​‌‍‌‍​ ‌‍ ‌‌ ​ ​‍ ‍‌‍​ ‌‍‌‌‌ ​‍‌ ‌‍‌‍‌‌‌ ​‍‌‍​‌​‍ ‍‌ ​ ‌‍‌‌​‍‌‍‌‍‍‌‌‍‌​​ ‌‌‍‌ ‌‍‍‌‌‍‌‍‌ ‌​‌​​ ‌‍​‌‌ ​‍‌‍‌​‌‌​​‌‍​‌‌‍‌ ‌‍‌‌​‍‌‍‌ ‌​‌ ‍‌‌ ​​‌‍‌‌​ ‌‌‍‌ ‌‍‍‌‌‍‌‍‌ ‌​‌​​ ‌‍​‌‌ ​‍‌‍‌​‌‌​​‌‍​‌‌‍‌ ‌‍‌‌​‍‌‍‌ ​​‌‍​‌‌ ‌​‌‍‍​​ ‌‌‍‌​‌‍‌‌‌ ​ ‌‍‍‌‌‍‌ ‌‍ ‍‌‌​ ‌ ‌​‌‍‌‌‌ ​​​‍ ‍‌ ‌​‌‍‍​‌‍‌‌‌‍ ‌‌‍‌‌‌‌‌​‌ ‌ ‌‍ ‌‌‌​‌‍‍‌‌ ‌​‌‍ ​‌‍‌‌​‍‌‍‌ ‌ ‌‍ ‌ ​‍‌‍‍ ‌ ​ ‌ ​​‌‍​‌‌‍​ ‌‍‌‌​ ‌‌ ​​‌ ​‍‌‍ ‌‍‌​‌ ‌‌‌‍​ ‌ ‌​‌‍‍‌‌‍ ‌‍ ‍​‍‌‍‌ ​​‌‍‌‌‌ ​‍‌ ​ ‌ ​​‌‍‌‌‌‍​ ‌ ‌​‌‍‍‌‌ ‌‍‌‍‌‌​ ‌‌ ​​‌ ‌‌‌‍​‍‌‍ ​‌‍‍‌‌ ​ ‌‍‍​‌‍‌‌‌‍‌​​‍​‍‌ ‌ Födelsedag​​​​‌ ‍ ​‍​‍‌‍ ‌ ​‍‌‍‍‌‌‍‌ ‌‍‍‌‌‍ ‍​‍​‍​ ‍‍​‍​‍‌ ​ ‌‍​‌‌‍ ‍‌‍‍‌‌ ‌​‌ ‍‌​‍ ‍‌‍‍‌‌‍ ​‍​‍​‍ ​​‍​‍‌‍‍​‌ ​‍‌‍‌‌‌‍‌‍​‍​‍​ ‍‍​‍​‍‌‍‍​‌ ‌​‌ ‌​‌ ​​‌ ​ ​ ‍‍​‍ ​‍ ‌‍​ ‌‍ ‌‌ ​ ​‍ ‍‌‍​ ‌‍‌‌‌ ​‍‌ ‌‍‌‍‌‌‌ ​‍‌‍​‌​‍ ‍‌ ​ ‌‍‌‌​‍ ‌ ​​‌ ​‍‌‍ ‌‍‌​‌ ‌‌‌‍​ ‌ ‌​‌‍‍‌‌‍ ‌‍ ‍​‍ ‌‍‍‌‌‍ ‍‌ ‌​‌‍‌‌‌‍ ‍‌ ‌​​‍ ‌‍‌‌‌‍‌​‌‍‍‌‌ ‌​​‍ ‌‍ ‌‌‍ ‌‍‌​‌‍‌‌​ ‌‌ ​​‌ ​‍‌‍‌‌‌ ​ ‌‍‌‌‌‍ ‍‌ ‌​‌‍​‌‌ ‌​‌‍‍‌‌‍ ‌‍ ‍​ ‍ ‌‍‍‌‌‍‌​​ ‌‌‍‌ ‌‍‍‌‌‍‌‍‌ ‌​‌​​ ‌‍​‌‌ ​‍‌‍‌​‌‌​​‌‍​‌‌‍‌ ‌‍‌‌​ ‍ ‌ ‌​‌ ‍‌‌ ​​‌‍‌‌​ ‌‌‍‌ ‌‍‍‌‌‍‌‍‌ ‌​‌​​ ‌‍​‌‌ ​‍‌‍‌​‌‌​​‌‍​‌‌‍‌ ‌‍‌‌​ ‍ ‌ ​​‌‍​‌‌ ‌​‌‍‍​​ ‌‌‍‌​‌‍‌‌‌ ​ ‌‍‍‌‌‍‌ ‌‍ ‍‌‌​ ‌ ‌​‌‍‌‌‌ ​​​‍ ‍‌ ‌​‌‍‍​‌‍‌‌‌‍ ‌‌‍‌‌‌‌‌​‌‍‍​‌ ​‍‌‍‌‌‌‍‌‌‌‌‌​‌‍‍‌‌ ‌​‌‍ ​‌‍‌‌​ ‌‍​‍‌‍​‌‌ ​ ‌‍‌‌‌‌‌‌‌ ​‍‌‍ ​​ ‌‌‍‍​‌ ‌​‌ ‌​‌ ​​‌ ​ ​‍‌‌​ ​ ‌​​‌​‍‌‌​ ​‍‌​‌‍​‍‌‌​ ​‍‌​‌‍‌‍​ ‌‍ ‌‌ ​ ​‍ ‍‌‍​ ‌‍‌‌‌ ​‍‌ ‌‍‌‍‌‌‌ ​‍‌‍​‌​‍ ‍‌ ​ ‌‍‌‌​‍‌‍‌‍‍‌‌‍‌​​ ‌‌‍‌ ‌‍‍‌‌‍‌‍‌ ‌​‌​​ ‌‍​‌‌ ​‍‌‍‌​‌‌​​‌‍​‌‌‍‌ ‌‍‌‌​‍‌‍‌ ‌​‌ ‍‌‌ ​​‌‍‌‌​ ‌‌‍‌ ‌‍‍‌‌‍‌‍‌ ‌​‌​​ ‌‍​‌‌ ​‍‌‍‌​‌‌​​‌‍​‌‌‍‌ ‌‍‌‌​‍‌‍‌ ​​‌‍​‌‌ ‌​‌‍‍​​ ‌‌‍‌​‌‍‌‌‌ ​ ‌‍‍‌‌‍‌ ‌‍ ‍‌‌​ ‌ ‌​‌‍‌‌‌ ​​​‍ ‍‌ ‌​‌‍‍​‌‍‌‌‌‍ ‌‌‍‌‌‌‌‌​‌‍‍​‌ ​‍‌‍‌‌‌‍‌‌‌‌‌​‌‍‍‌‌ ‌​‌‍ ​‌‍‌‌​‍‌‍‌ ‌ ‌‍ ‌ ​‍‌‍‍ ‌ ​ ‌ ​​‌‍​‌‌‍​ ‌‍‌‌​ ‌‌ ​​‌ ​‍‌‍ ‌‍‌​‌ ‌‌‌‍​ ‌ ‌​‌‍‍‌‌‍ ‌‍ ‍​‍‌‍‌ ​​‌‍‌‌‌ ​‍‌ ​ ‌ ​​‌‍‌‌‌‍​ ‌ ‌​‌‍‍‌‌ ‌‍‌‍‌‌​ ‌‌ ​​‌ ‌‌‌‍​‍‌‍ ​‌‍‍‌‌ ​ ‌‍‍​‌‍‌‌‌‍‌​​‍​‍‌ ‌
3. Ändra meddelandet eller skriv en
valfri text, glöm inte skriva avsändare​​​​‌ ‍ ​‍​‍‌‍ ‌ ​‍‌‍‍‌‌‍‌ ‌‍‍‌‌‍ ‍​‍​‍​ ‍‍​‍​‍‌ ​ ‌‍​‌‌‍ ‍‌‍‍‌‌ ‌​‌ ‍‌​‍ ‍‌‍‍‌‌‍ ​‍​‍​‍ ​​‍​‍‌‍‍​‌ ​‍‌‍‌‌‌‍‌‍​‍​‍​ ‍‍​‍​‍‌‍‍​‌ ‌​‌ ‌​‌ ​​‌ ​ ​ ‍‍​‍ ​‍ ‌‍​ ‌‍ ‌‌ ​ ​‍ ‍‌‍​ ‌‍‌‌‌ ​‍‌ ‌‍‌‍‌‌‌ ​‍‌‍​‌​‍ ‍‌ ​ ‌‍‌‌​‍ ‌ ​​‌ ​‍‌‍ ‌‍‌​‌ ‌‌‌‍​ ‌ ‌​‌‍‍‌‌‍ ‌‍ ‍​‍ ‌‍‍‌‌‍ ‍‌ ‌​‌‍‌‌‌‍ ‍‌ ‌​​‍ ‌‍‌‌‌‍‌​‌‍‍‌‌ ‌​​‍ ‌‍ ‌‌‍ ‌‍‌​‌‍‌‌​ ‌‌ ​​‌ ​‍‌‍‌‌‌ ​ ‌‍‌‌‌‍ ‍‌ ‌​‌‍​‌‌ ‌​‌‍‍‌‌‍ ‌‍ ‍​ ‍ ‌‍‍‌‌‍‌​​ ‌‌‍‌ ‌‍‍‌‌‍‌‍‌ ‌​‌​​ ‌‍​‌‌ ​‍‌‍‌​‌‌​​‌‍​‌‌‍‌ ‌‍‌‌​ ‍ ‌ ‌​‌ ‍‌‌ ​​‌‍‌‌​ ‌‌‍‌ ‌‍‍‌‌‍‌‍‌ ‌​‌​​ ‌‍​‌‌ ​‍‌‍‌​‌‌​​‌‍​‌‌‍‌ ‌‍‌‌​ ‍ ‌ ​​‌‍​‌‌ ‌​‌‍‍​​ ‌‌‍‌​‌‍‌‌‌ ​ ‌‍‍‌‌‍‌ ‌‍ ‍‌‌​ ‌ ‌​‌‍‌‌‌ ​​​‍ ‍‌‍ ‌‌‍‌‌‌ ​ ‌ ​ ‌‍​‌‌‍‌ ‌‍‌‌‌‌‌​‌‍‌‌‌ ‍​‌ ‌​‌‌‌​‌‍‍‌‌ ‌​‌‍ ​‌‍‌‌​ ‌‍​‍‌‍​‌‌ ​ ‌‍‌‌‌‌‌‌‌ ​‍‌‍ ​​ ‌‌‍‍​‌ ‌​‌ ‌​‌ ​​‌ ​ ​‍‌‌​ ​ ‌​​‌​‍‌‌​ ​‍‌​‌‍​‍‌‌​ ​‍‌​‌‍‌‍​ ‌‍ ‌‌ ​ ​‍ ‍‌‍​ ‌‍‌‌‌ ​‍‌ ‌‍‌‍‌‌‌ ​‍‌‍​‌​‍ ‍‌ ​ ‌‍‌‌​‍‌‍‌‍‍‌‌‍‌​​ ‌‌‍‌ ‌‍‍‌‌‍‌‍‌ ‌​‌​​ ‌‍​‌‌ ​‍‌‍‌​‌‌​​‌‍​‌‌‍‌ ‌‍‌‌​‍‌‍‌ ‌​‌ ‍‌‌ ​​‌‍‌‌​ ‌‌‍‌ ‌‍‍‌‌‍‌‍‌ ‌​‌​​ ‌‍​‌‌ ​‍‌‍‌​‌‌​​‌‍​‌‌‍‌ ‌‍‌‌​‍‌‍‌ ​​‌‍​‌‌ ‌​‌‍‍​​ ‌‌‍‌​‌‍‌‌‌ ​ ‌‍‍‌‌‍‌ ‌‍ ‍‌‌​ ‌ ‌​‌‍‌‌‌ ​​​‍ ‍‌‍ ‌‌‍‌‌‌ ​ ‌ ​ ‌‍​‌‌‍‌ ‌‍‌‌‌‌‌​‌‍‌‌‌ ‍​‌ ‌​‌‌‌​‌‍‍‌‌ ‌​‌‍ ​‌‍‌‌​‍‌‍‌ ‌ ‌‍ ‌ ​‍‌‍‍ ‌ ​ ‌ ​​‌‍​‌‌‍​ ‌‍‌‌​ ‌‌ ​​‌ ​‍‌‍ ‌‍‌​‌ ‌‌‌‍​ ‌ ‌​‌‍‍‌‌‍ ‌‍ ‍​‍‌‍‌ ​​‌‍‌‌‌ ​‍‌ ​ ‌ ​​‌‍‌‌‌‍​ ‌ ‌​‌‍‍‌‌ ‌‍‌‍‌‌​ ‌‌ ​​‌ ‌‌‌‍​‍‌‍ ​‌‍‍‌‌ ​ ‌‍‍​‌‍‌‌‌‍‌​​‍​‍‌ ‌
(max 180 tecken)